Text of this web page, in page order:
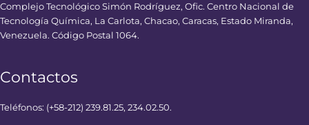
Complejo Tecnológico Simón Rodríguez, Ofic. Centro Nacional de
Tecnología Química, La Carlota, Chacao, Caracas, Estado Miranda,
Venezuela. Código Postal 1064.
Contactos
Teléfonos: (+58-212) 239.81.25, 234.02.50.